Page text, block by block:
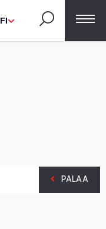
FI
PALAA